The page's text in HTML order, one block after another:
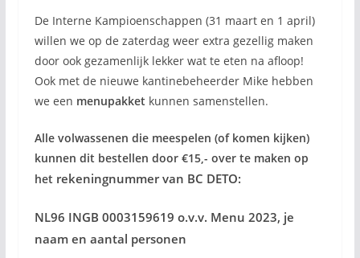
De Interne Kampioenschappen (31 maart en 1 april)
willen we op de zaterdag weer extra gezellig maken
door ook gezamenlijk lekker wat te eten na afloop!
Ook met de nieuwe kantinebeheerder Mike hebben
we een menupakket kunnen samenstellen.
Alle volwassenen die meespelen (of komen kijken)
kunnen dit bestellen door €15,- over te maken op
het rekeningnummer van BC DETO:
NL96 INGB 0003159619 o.v.v. Menu 2023, je
naam en aantal personen